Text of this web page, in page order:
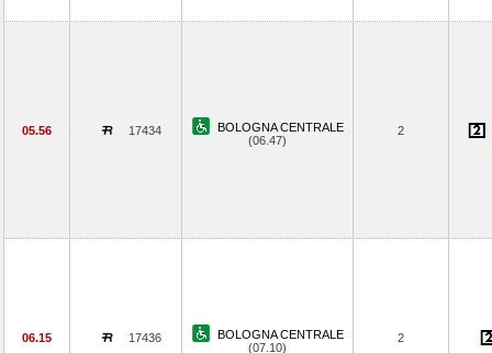
05.56 17434
BOLOGNA CENTRALE
(06.47)
2
06.15 17436
BOLOGNA CENTRALE
(07.10)
2